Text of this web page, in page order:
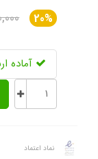
20%
آماده
نماد اعتماد